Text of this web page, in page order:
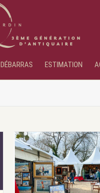
DÉBARRAS ESTIMATION